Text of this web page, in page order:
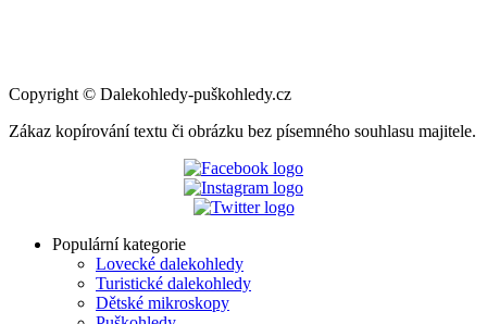
Copyright © Dalekohledy-puškohledy.cz
Zákaz kopírování textu či obrázku bez písemného souhlasu majitele.
Populární kategorie
Lovecké dalekohledy
Turistické dalekohledy
Dětské mikroskopy